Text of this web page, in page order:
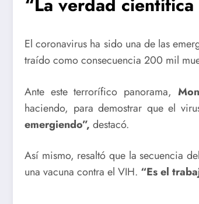
“La verdad
El coronavirus ha sido una de las
traído como consecuencia 200 mil
Ante este terrorífico panorama,
haciendo, para demostrar que el
emergiendo”, destacó.
Así mismo, resaltó que la secuencia
una vacuna contra el VIH. “Es el